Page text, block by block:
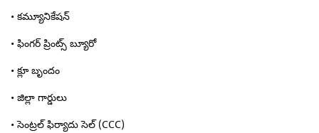
• కమ్యూనికేషన్
• ఫింగర్ ప్రింట్స్ బ్యూరో
• క్లూ బృందం
• జిల్లా గార్డులు
• సెంట్రల్ ఫిర్యాదు సెల్ (CCC)